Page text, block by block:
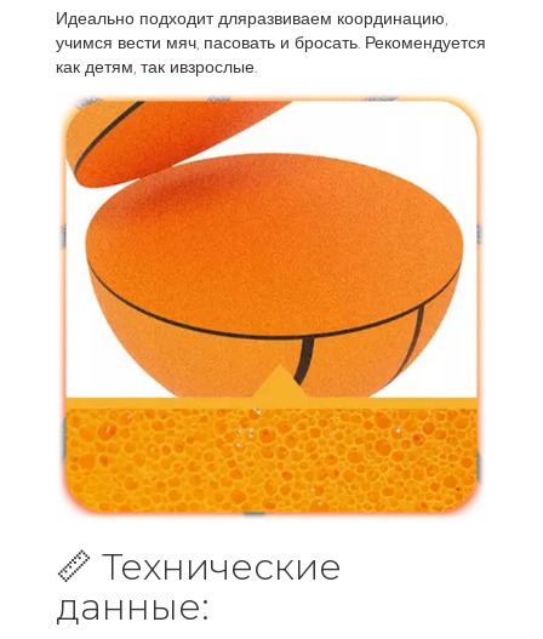
Идеально подходит дляразвиваем координацию,
учимся вести мяч, пасовать и бросать. Рекомендуется
как детям, так ивзрослые.
📏 Технические
данные: